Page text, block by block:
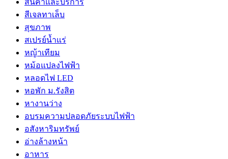
สีเจลทาเล็บ
สุขภาพ
สเปรย์น้ำแร่
หญ้าเทียม
หม้อแปลงไฟฟ้า
หลอดไฟ LED
หอพัก ม.รังสิต
หางานว่าง
อบรมความปลอดภัยระบบไฟฟ้า
อสังหาริมทรัพย์
อ่างล้างหน้า
อาหาร